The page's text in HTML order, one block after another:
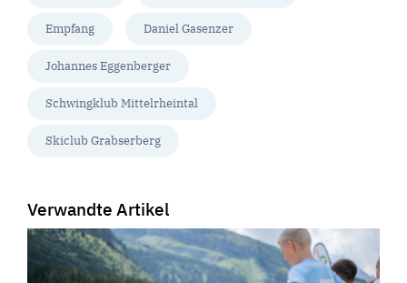
Empfang Daniel Gasenzer
Johannes Eggenberger
Schwingklub Mittelrheintal
Skiclub Grabserberg
Verwandte Artikel